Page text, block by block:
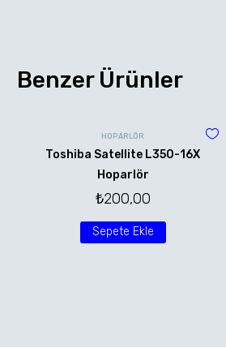
Benzer Ürünler
HOPARLÖR
Toshiba Satellite L350-16X
Hoparlör
₺200,00
Sepete Ekle